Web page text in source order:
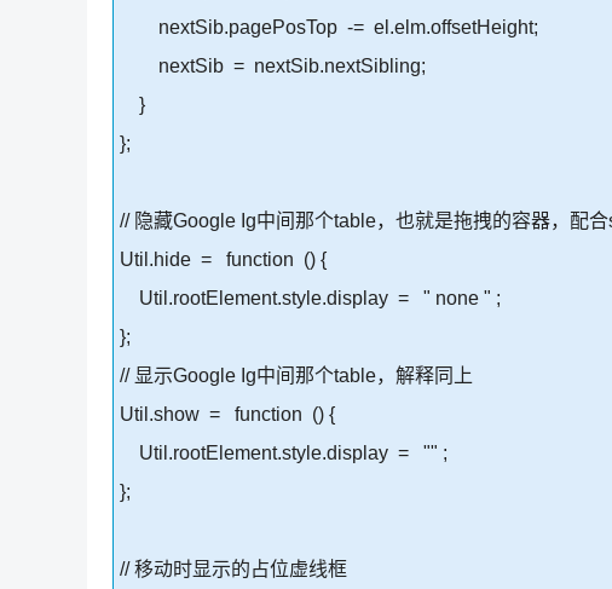
nextSib.pagePosTop -= el.elm.offsetHeight;
nextSib = nextSib.nextSibling;
}
};
// 隐藏Google Ig中间那个table，也就是拖拽的容器，配
Util.hide = function () {
Util.rootElement.style.display = " none " ;
};
// 显示Google Ig中间那个table，解释同上
Util.show = function () {
Util.rootElement.style.display = "" ;
};
// 移动时显示的占位虚线框